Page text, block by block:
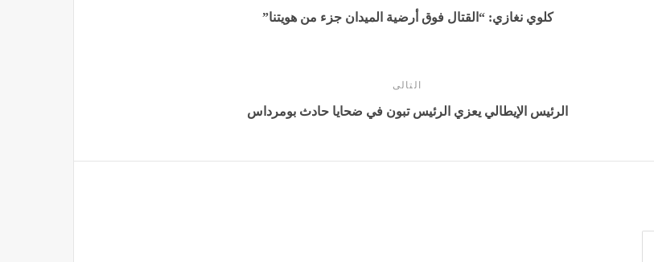
كلوي نغازي: “القتال فوق أرضية الميدان جزء من هويتنا”
التالى
الرئيس الإيطالي يعزي الرئيس تبون في ضحايا حادث بومرداس